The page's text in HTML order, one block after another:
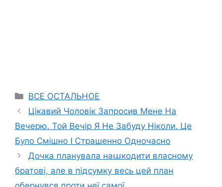
Categories
ВСЕ ОСТАЛЬНОЕ
Цікавий Чоловік Запросив Мене На
Вечерю. Той Вечір Я Не Забуду Ніколи. Це
Було Смішно І Страшенно Одночасно
Дочка планувала наաкодити власному
братові, але в підсумку весь цей план